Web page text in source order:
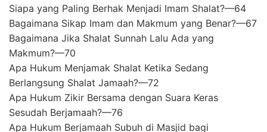
Siapa yang Paling Berhak Menjadi Imam Shalat?—64
Bagaimana Sikap Imam dan Makmum yang Benar?—67
Bagaimana Jika Shalat Sunnah Lalu Ada yang
Makmum?—70
Apa Hukum Menjamak Shalat Ketika Sedang
Berlangsung Shalat Jamaah?—72
Apa Hukum Zikir Bersama dengan Suara Keras
Sesudah Berjamaah?—76
Apa Hukum Berjamaah Subuh di Masjid bagi